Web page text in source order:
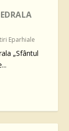
Eparhiale
„Sfântul